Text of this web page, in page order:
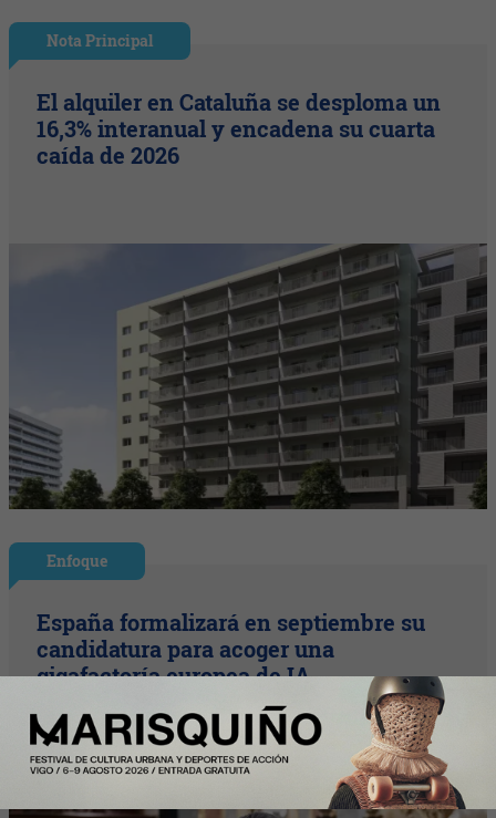
Nota Principal
El alquiler en Cataluña se desploma un
16,3% interanual y encadena su cuarta
caída de 2026
Enfoque
España formalizará en septiembre su
candidatura para acoger una
gigafactoría europea de IA